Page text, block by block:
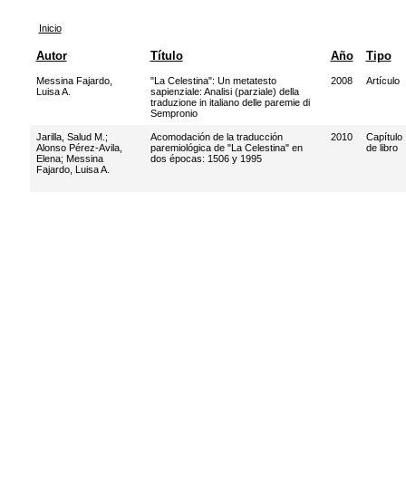
Inicio
Autor Título Año Tipo
Messina Fajardo,
Luisa A.
"La Celestina": Un metatesto
sapienziale: Analisi (parziale) della
traduzione in italiano delle paremie di
Sempronio
2008 Artículo
Jarilla, Salud M. ;
Alonso Pérez-Avila,
Elena; Messina
Fajardo, Luisa A.
Acomodación de la traducción
paremiológica de "La Celestina" en
dos épocas: 1506 y 1995
2010
Capítulo
de libro